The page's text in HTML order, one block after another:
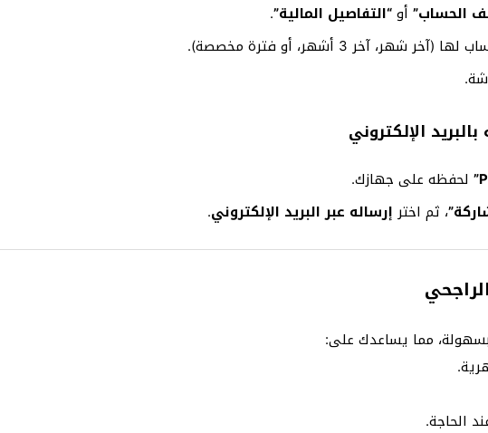
الحساب” أو“التفاصيل المالية”.
آخر 3 أشهر، أو فترة مخصصة).
لحفظه على جهازك.
، ثم اختر إرساله عبر البريد الإلكتروني.
بسهولة، مما يساعدك على:
الحاجة.